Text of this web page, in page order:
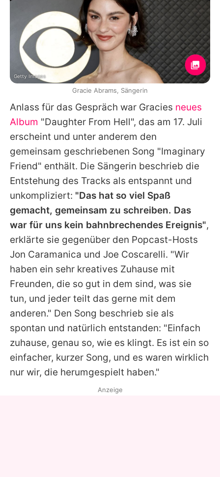
Anlass für das Gespräch war Gracies neues
Album "Daughter From Hell", das am 17. Juli
erscheint und unter anderem den
gemeinsam geschriebenen Song "Imaginary
Friend" enthält. Die Sängerin beschrieb die
Entstehung des Tracks als entspannt und
unkompliziert: "Das hat so viel Spaß
gemacht, gemeinsam zu schreiben. Das
war für uns kein bahnbrechendes Ereignis",
erklärte sie gegenüber den Popcast-Hosts
Jon Caramanica und Joe Coscarelli. "Wir
haben ein sehr kreatives Zuhause mit
Freunden, die so gut in dem sind, was sie
tun, und jeder teilt das gerne mit dem
anderen." Den Song beschrieb sie als
spontan und natürlich entstanden: "Einfach
zuhause, genau so, wie es klingt. Es ist ein so
einfacher, kurzer Song, und es waren wirklich
nur wir, die herumgespielt haben."
Getty Images
Gracie Abrams, Sängerin
Anzeige